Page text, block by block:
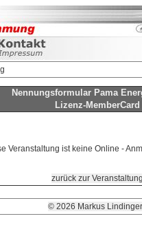
Nennungsformular Pama
Lizenz-MemberCard
Veranstaltung ist keine Online -
zurück zur Veranstaltung
© 2026 Markus Lindinger